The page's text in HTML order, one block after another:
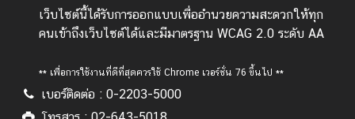
ริ
ก
ร
ป
เว็บไซต์นี้ได้รับการออกแบบเพื่ออำนวยความสะดวกให้ทุก
คนเข้าถึงเว็บไซต์ได้และมีมาตรฐาน WCAG 2.0 ระดับ AA
** เพื่อการใช้งานที่ดีที่สุดควรใช้ Chrome เวอร์ชั่น 76 ขึ้นไป **
เบอร์ติดต่อ : 0-2203-5000